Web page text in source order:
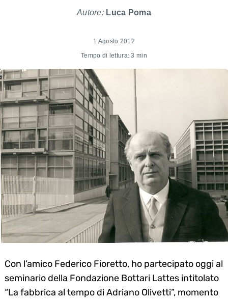
Autore: Luca Poma
1 Agosto 2012
Tempo di lettura: 3 min
Con l’amico Federico Fioretto, ho partecipato oggi al
seminario della Fondazione Bottari Lattes intitolato
“La fabbrica al tempo di Adriano Olivetti”, momento